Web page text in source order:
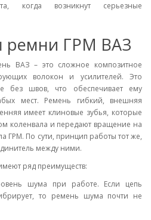
когда возникнут серьезные
ремни ГРМ ВАЗ
ВАЗ – это сложное композитное
волокон и усилителей. Это
без швов, что обеспечивает ему
мест. Ремень гибкий, внешняя
имеет клиновые зубья, которые
коленвала и передают вращение на
ГРМ. По сути, принцип работы тот же,
между ними.
ряд преимуществ:
шума при работе. Если цепь
то ремень шума почти не